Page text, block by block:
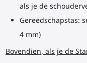
als je de
Gereedschapstas:
4 mm)
Bovendien, als je de